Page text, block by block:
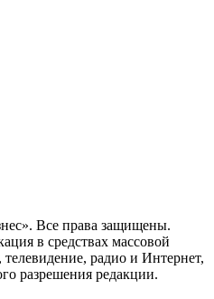
Все права защищены.
в средствах массовой
радио и Интернет,
разрешения редакции.